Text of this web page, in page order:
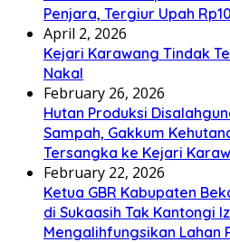
Penjara, Tergiur Upah
April 2, 2026
Kejari Karawang Tindak
Nakal
February 26, 2026
Hutan Produksi
Sampah, Gakkum
Tersangka ke Kejari
February 22, 2026
Ketua GBR Kabupaten
di Sukaasih Tak Kantongi
Mengalihfungsikan Lahan